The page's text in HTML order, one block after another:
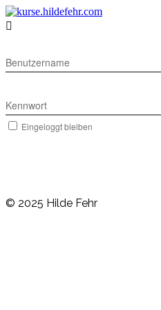

Benutzername
Kennwort
Eingeloggt bleiben
© 2025 Hilde Fehr